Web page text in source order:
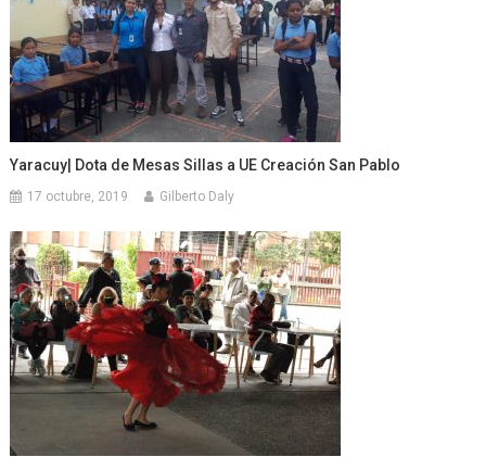
Yaracuy| Dota de Mesas Sillas a UE Creación San Pablo
17 octubre, 2019 Gilberto Daly